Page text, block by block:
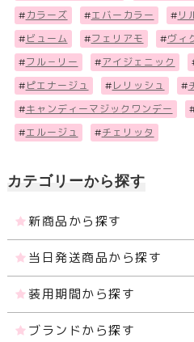
# カラーズ #エバーカラー # リ
# ビューム #フェリアモ #ヴィ
#フル－リー #アイジェニック
# ピエナージュ # レリッシュ #
#キャンディーマジックワンデー
#エルージュ #チェリッタ
カテゴリーから探す
新商品から探す
当日発送商品から探す
装用期間から探す
ブランドから探す